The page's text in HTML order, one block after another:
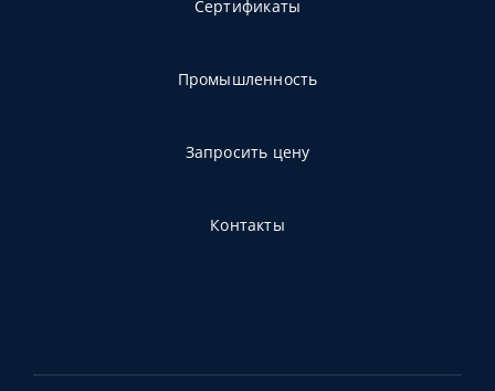
Сертификаты
Промышленность
Запросить цену
Контакты